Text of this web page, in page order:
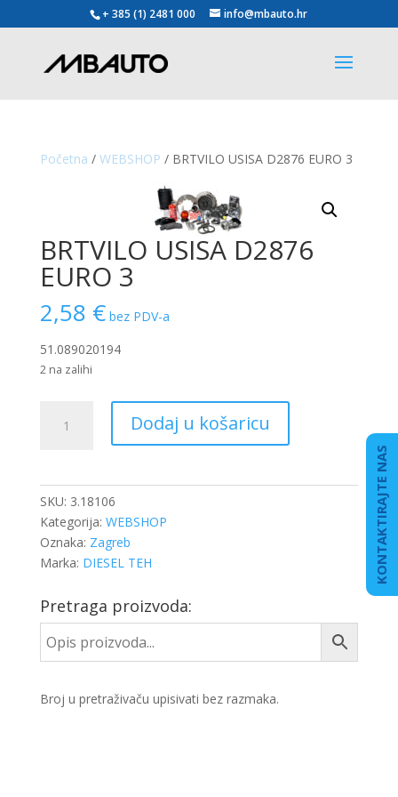
+ 385 (1) 2481 000 info@mbauto.hr
Početna / WEBSHOP / BRTVILO USISA D2876 EURO 3
BRTVILO USISA D2876
EURO 3
2,58 € bez PDV-a
51.089020194
2 na zalihi
USISA
Dodaj u košaricu
SKU: 3.18106
Kategorija: WEBSHOP
Oznaka: Zagreb
Marka: DIESEL TEH
Pretraga proizvoda:
Broj u pretraživaču upisivati bez razmaka.
KONTAKTIRAJTE NAS